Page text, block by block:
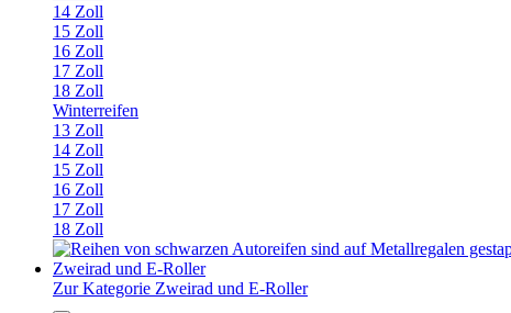
14 Zoll
15 Zoll
16 Zoll
17 Zoll
18 Zoll
Winterreifen
13 Zoll
14 Zoll
15 Zoll
16 Zoll
17 Zoll
18 Zoll
Zweirad und E-Roller
Zur Kategorie Zweirad und E-Roller